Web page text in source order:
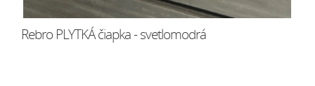
Rebro PLYTKÁ čiapka - svetlomodrá